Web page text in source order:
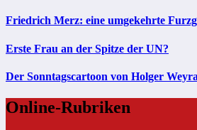
Friedrich Merz: eine umgekehrte
Erste Frau an der Spitze der UN?
Der Sonntagscartoon von Holger
Online-Rubriken